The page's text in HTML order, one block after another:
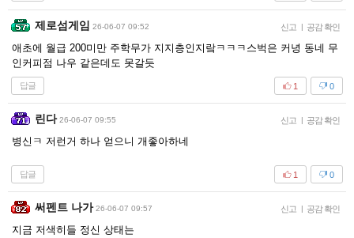
제로섬게임 26-06-07 09:52 신고 | 공감 확인
애초에 월급 200미만 주학무가 지지층인지랔ㅋㅋㅋ스벅은 커녕 동네 무
인커피점 나우 같은데도 못갈듯
답글 0
1
린다 26-06-07 09:55 신고 | 공감 확인
병신ㅋ 저런거 하나 얻으니 개좋아하네
답글 0
1
써펜트 나가 26-06-07 09:57 신고 | 공감 확인
지금 저색히들 정신 상태는